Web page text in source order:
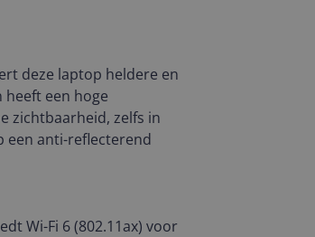
deze laptop heldere en
heeft een hoge
zichtbaarheid, zelfs in
een anti-reflecterend
Wi-Fi 6 (802.11ax) voor